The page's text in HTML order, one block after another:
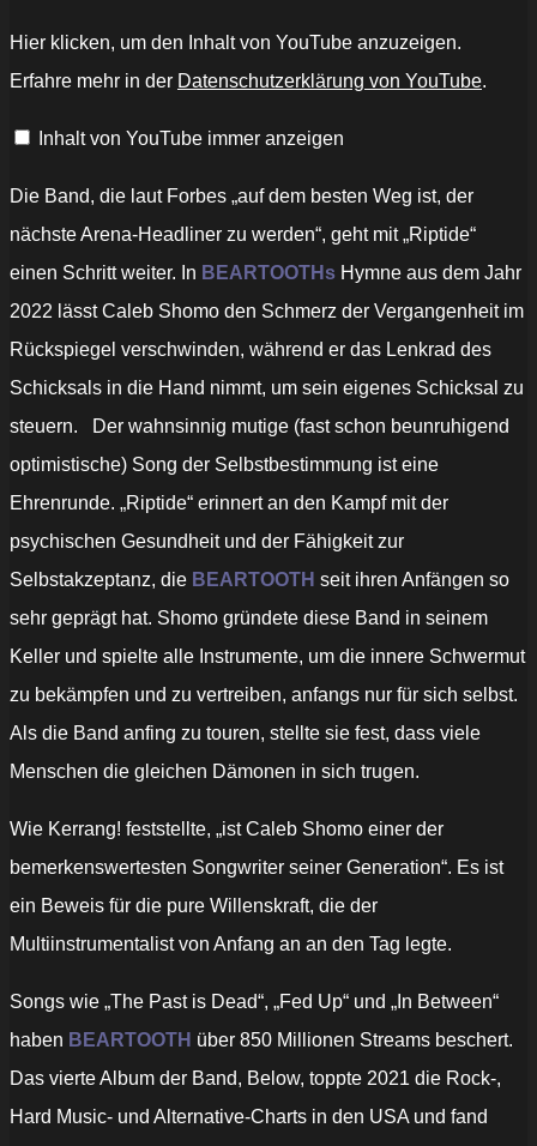
„Beartooth
–
(Official
von
Hier klicken, um den Inhalt von YouTube anzuzeigen.
Erfahre mehr in der Datenschutzerklärung von YouTube.
Inhalt von YouTube immer anzeigen
Die Band, die laut Forbes „auf dem besten Weg ist, der
nächste Arena-Headliner zu werden“, geht mit „Riptide“
einen Schritt weiter. In BEARTOOTHs Hymne aus dem Jahr
2022 lässt Caleb Shomo den Schmerz der Vergangenheit im
Rückspiegel verschwinden, während er das Lenkrad des
Schicksals in die Hand nimmt, um sein eigenes Schicksal zu
steuern. Der wahnsinnig mutige (fast schon beunruhigend
optimistische) Song der Selbstbestimmung ist eine
Ehrenrunde. „Riptide“ erinnert an den Kampf mit der
psychischen Gesundheit und der Fähigkeit zur
Selbstakzeptanz, die BEARTOOTH seit ihren Anfängen so
sehr geprägt hat. Shomo gründete diese Band in seinem
Keller und spielte alle Instrumente, um die innere Schwermut
zu bekämpfen und zu vertreiben, anfangs nur für sich selbst.
Als die Band anfing zu touren, stellte sie fest, dass viele
Menschen die gleichen Dämonen in sich trugen.
Wie Kerrang! feststellte, „ist Caleb Shomo einer der
bemerkenswertesten Songwriter seiner Generation“. Es ist
ein Beweis für die pure Willenskraft, die der
Multiinstrumentalist von Anfang an an den Tag legte.
Songs wie „The Past is Dead“, „Fed Up“ und „In Between“
haben BEARTOOTH über 850 Millionen Streams beschert.
Das vierte Album der Band, Below, toppte 2021 die Rock-,
Hard Music- und Alternative-Charts in den USA und fand